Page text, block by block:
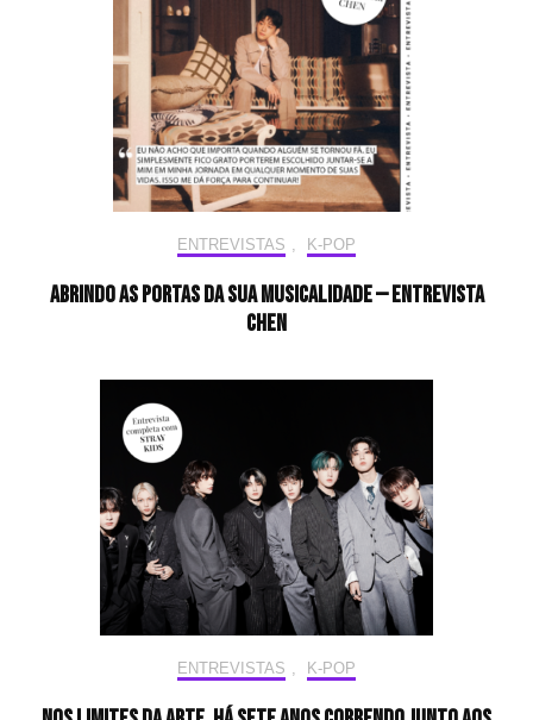
ENTREVISTAS , K-POP
Abrindo as portas da sua musicalidade — Entrevista
CHEN
ENTREVISTAS , K-POP